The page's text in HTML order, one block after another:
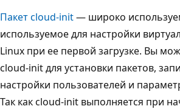
Пакет cloud-init— широко
используемое для настройки
Linux при ее первой загрузке. Вы
cloud-init для установки пакетов,
настройки пользователей и
Так как cloud-init выполняется при